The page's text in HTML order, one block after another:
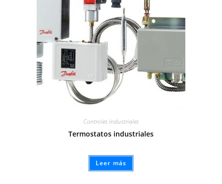
Controles Industriales
Termostatos industriales
Leer más